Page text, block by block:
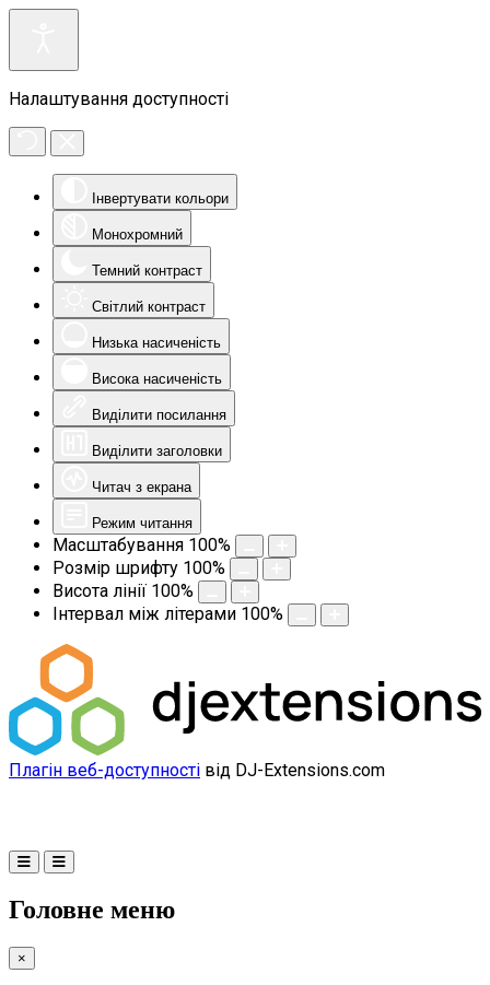
Налаштування доступності
Інвертувати кольори
Монохромний
Темний контраст
Світлий контраст
Низька насиченість
Висока насиченість
Виділити посилання
Виділити заголовки
Читач з екрана
Режим читання
Масштабування 100%
Розмір шрифту 100%
Висота лінії 100%
Інтервал між літерами 100%
Плагін веб-доступності від DJ-Extensions.com
Головне меню
×